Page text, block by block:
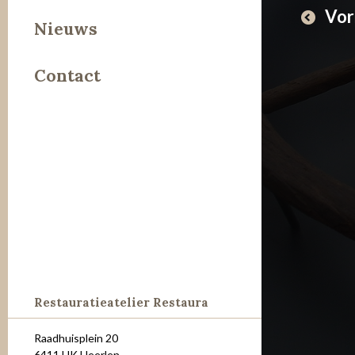
Leer
Steen
Nieuws
Contact
Restauratieatelier Restaura
Raadhuisplein 20